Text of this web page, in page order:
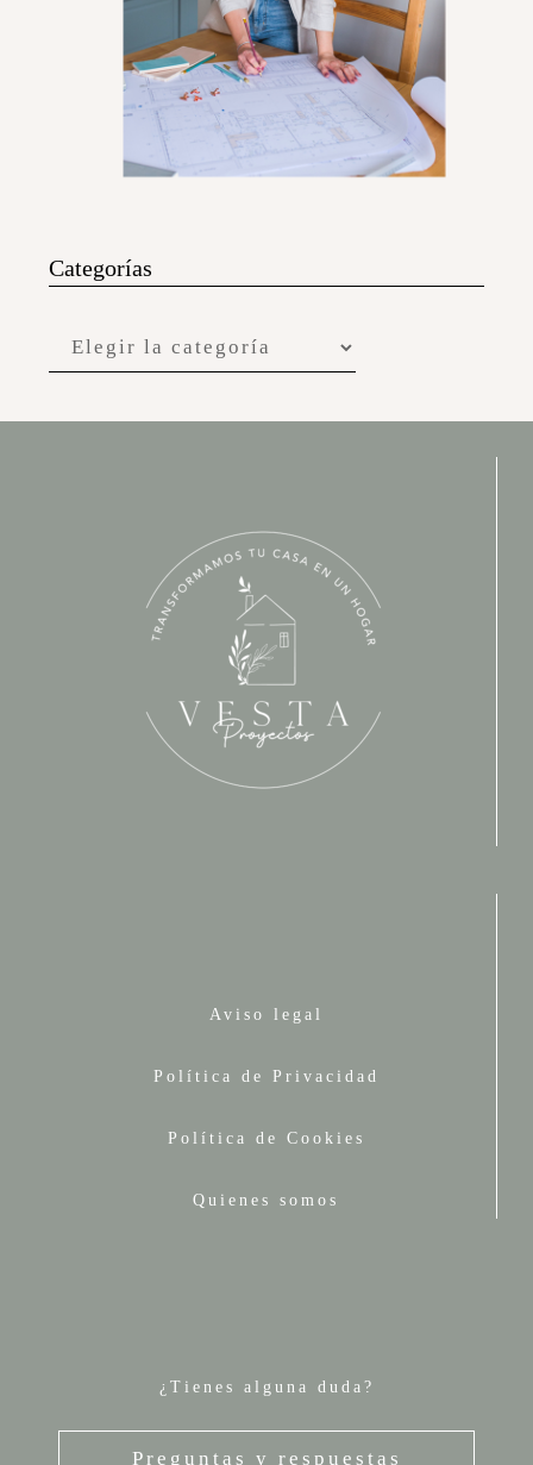
Categorías
Aviso legal
Política de Privacidad
Política de Cookies
Quienes somos
¿Tienes alguna duda?
Preguntas y respuestas